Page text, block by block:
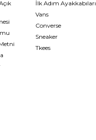
İlk Adım Ayakkabıları
Vans
Converse
Sneaker
Tkees